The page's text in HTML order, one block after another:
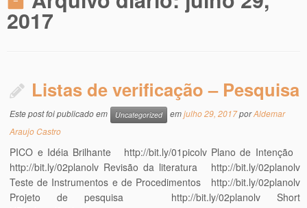
2017
Listas de verificação – Pesquisa
Este post foi publicado em Uncategorized emjulho 29, 2017porAldemar
Araujo Castro
PICO e Idéia Brilhante http://bit.ly/01picolv Plano de Intenção
http://bit.ly/02planolv Revisão da literatura http://bit.ly/02planolv
Teste de Instrumentos e de Procedimentos http://bit.ly/02planolv
Projeto de pesquisa http://bit.ly/02planolv Short